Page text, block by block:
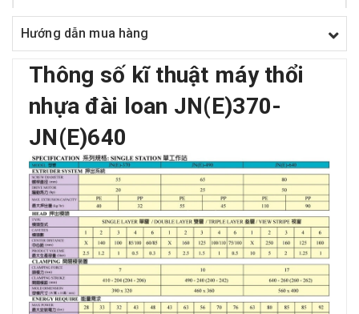
Hướng dẫn mua hàng
Thông số kĩ thuật máy thổi
nhựa đài loan JN(E)370-
JN(E)640